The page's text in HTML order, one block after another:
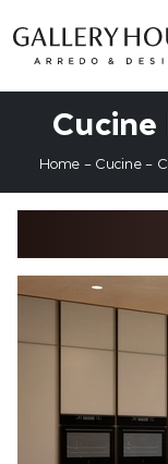
Home - Cucine-